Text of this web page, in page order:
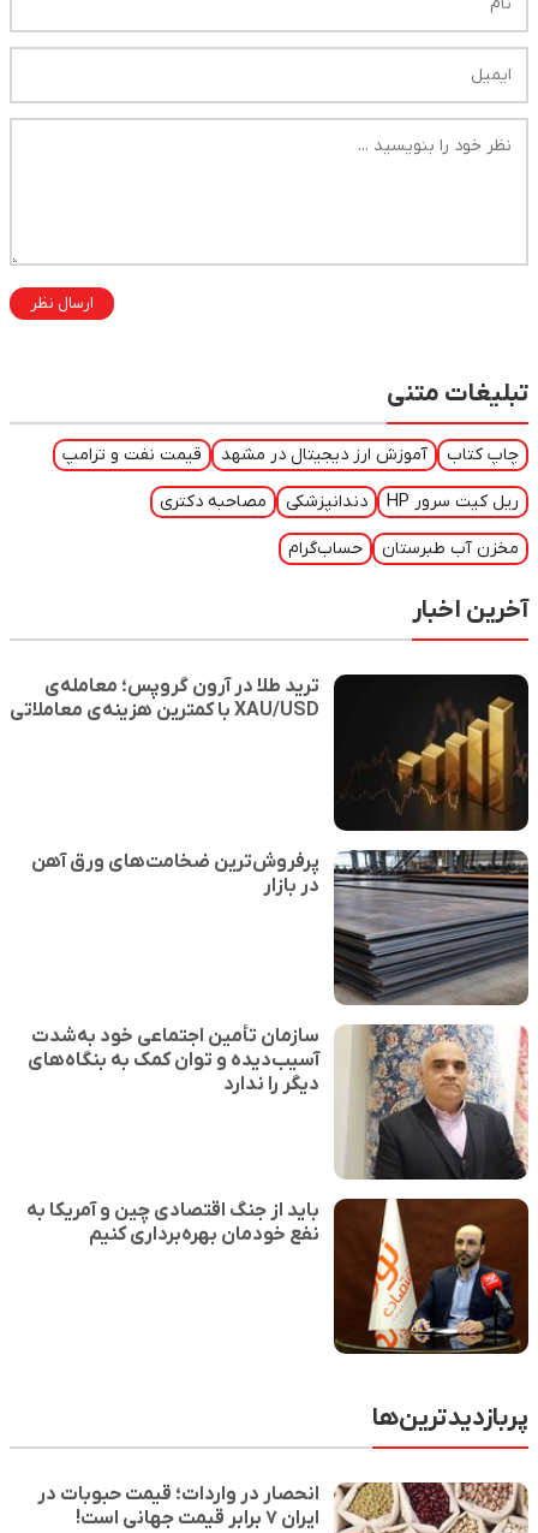
ارسال نظر
تبلیغات متنی
چاپ کتاب آموزش ارز دیجیتال در مشهد قیمت نفت و ترامپ
ریل کیت سرور HP دندانپزشکی مصاحبه دکتری
مخزن آب طبرستان حساب‌گرام
آخرین اخبار
ترید طلا در آرون گروپس؛ معامله‌ی
XAU/USD با کمترین هزینه‌ی معاملاتی
پرفروش‌ترین ضخامت‌ها‌ی ورق آهن
در بازار
سازمان تأمین اجتماعی خود به‌شدت
آسیب‌دیده و توان کمک به بنگاه‌های
دیگر را ندارد
باید از جنگ اقتصادی چین و آمریکا به
نفع خودمان بهره‌برداری کنیم
پربازدیدترین‌ها
انحصار در واردات؛ قیمت حبوبات در
ایران ۷ برابر قیمت جهانی است!